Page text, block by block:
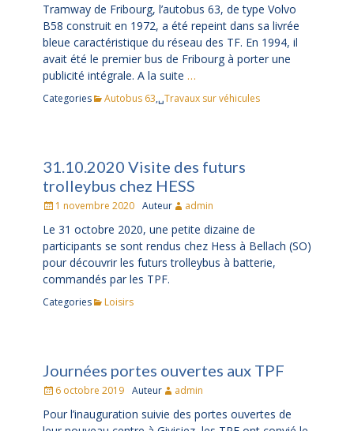
Tramway de Fribourg, l’autobus 63, de type Volvo
B58 construit en 1972, a été repeint dans sa livrée
bleue caractéristique du réseau des TF. En 1994, il
avait été le premier bus de Fribourg à porter une
publicité intégrale. A la suite …
Categories Autobus 63,␣Travaux sur véhicules
31.10.2020 Visite des futurs
trolleybus chez HESS
Posté1 novembre 2020 Auteur admin
Le 31 octobre 2020, une petite dizaine de
participants se sont rendus chez Hess à Bellach (SO)
pour découvrir les futurs trolleybus à batterie,
commandés par les TPF.
Categories Loisirs
Journées portes ouvertes aux TPF
Posté6 octobre 2019 Auteur admin
Pour l’inauguration suivie des portes ouvertes de